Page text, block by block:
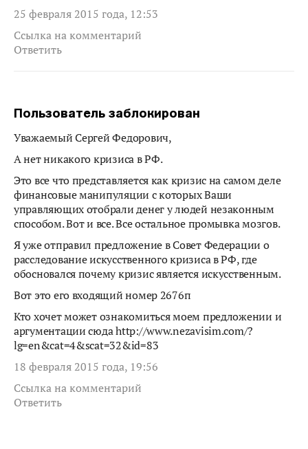
25 февраля 2015 года, 12:53
Ссылка на комментарий
Ответить
Пользователь заблокирован
Уважаемый Сергей Федорович,
А нет никакого кризиса в РФ.
Это все что представляется как кризис на самом деле
финансовые манипуляции с которых Ваши
управляющих отобрали денег у людей незаконным
способом. Вот и все. Все остальное промывка мозгов.
Я уже отправил предложение в Совет Федерации о
расследование искусственного кризиса в РФ, где
обосновался почему кризис является искусственным.
Вот это его входящий номер 2676п
Кто хочет может ознакомиться моем предложении и
аргументации сюда http://www.nezavisim.com/?
lg=en&cat=4&scat=32&id=83
18 февраля 2015 года, 19:56
Ссылка на комментарий
Ответить